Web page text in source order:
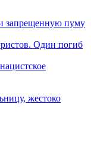
запрещенную пуму
Один погиб
жестоко